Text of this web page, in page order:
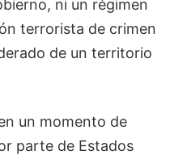
ni un régimen
terrorista de crimen
de un territorio
un momento de
parte de Estados